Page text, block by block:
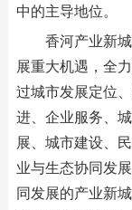
中的主导地位。
香河产业新
展重大机遇，全
过城市发展定位
进、企业服务、
展、城市建设、
业与生态协同发
同发展的产业新